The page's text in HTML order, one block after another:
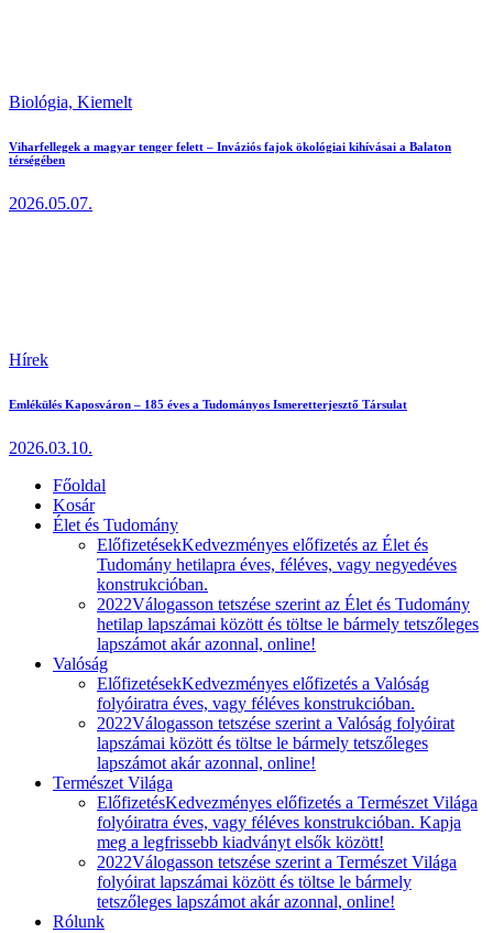
Biológia, Kiemelt
Viharfellegek a magyar tenger felett – Inváziós fajok ökológiai kihívásai a Balaton
térségében
2026.05.07.
Hírek
Emlékülés Kaposváron – 185 éves a Tudományos Ismeretterjesztő Társulat
2026.03.10.
Főoldal
Kosár
Élet és Tudomány
ElőfizetésekKedvezményes előfizetés az Élet és
Tudomány hetilapra éves, féléves, vagy negyedéves
konstrukcióban.
2022Válogasson tetszése szerint az Élet és Tudomány
hetilap lapszámai között és töltse le bármely tetszőleges
lapszámot akár azonnal, online!
Valóság
ElőfizetésekKedvezményes előfizetés a Valóság
folyóiratra éves, vagy féléves konstrukcióban.
2022Válogasson tetszése szerint a Valóság folyóirat
lapszámai között és töltse le bármely tetszőleges
lapszámot akár azonnal, online!
Természet Világa
ElőfizetésKedvezményes előfizetés a Természet Világa
folyóiratra éves, vagy féléves konstrukcióban. Kapja
meg a legfrissebb kiadványt elsők között!
2022Válogasson tetszése szerint a Természet Világa
folyóirat lapszámai között és töltse le bármely
tetszőleges lapszámot akár azonnal, online!
Rólunk